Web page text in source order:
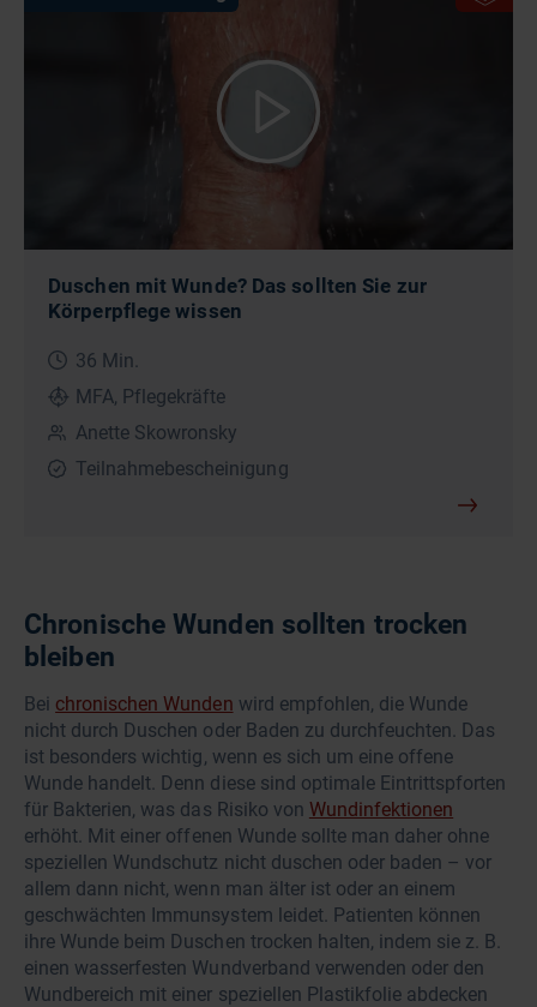
Duschen mit Wunde? Das sollten Sie zur
Körperpflege wissen
36 Min.
MFA, Pflegekräfte
Anette Skowronsky
Teilnahmebescheinigung
Chronische Wunden sollten trocken
bleiben
Bei chronischen Wunden wird empfohlen, die Wunde
nicht durch Duschen oder Baden zu durchfeuchten. Das
ist besonders wichtig, wenn es sich um eine offene
Wunde handelt. Denn diese sind optimale Eintrittspforten
für Bakterien, was das Risiko von Wundinfektionen
erhöht. Mit einer offenen Wunde sollte man daher ohne
speziellen Wundschutz nicht duschen oder baden – vor
allem dann nicht, wenn man älter ist oder an einem
geschwächten Immunsystem leidet. Patienten können
ihre Wunde beim Duschen trocken halten, indem sie z. B.
einen wasserfesten Wundverband verwenden oder den
Wundbereich mit einer speziellen Plastikfolie abdecken